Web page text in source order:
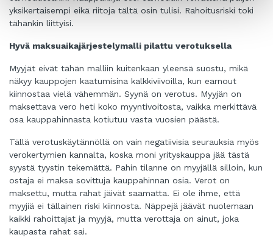
yksikertaisempi eikä riitoja tältä osin tulisi. Rahoitusriski toki
tähänkin liittyisi.
Hyvä maksuaikajärjestelymalli pilattu verotuksella
Myyjät eivät tähän malliin kuitenkaan yleensä suostu, mikä
näkyy kauppojen kaatumisina kalkkiviivoilla, kun earnout
kiinnostaa vielä vähemmän. Syynä on verotus. Myyjän on
maksettava vero heti koko myyntivoitosta, vaikka merkittävä
osa kauppahinnasta kotiutuu vasta vuosien päästä.
Tällä verotuskäytännöllä on vain negatiivisia seurauksia myös
verokertymien kannalta, koska moni yrityskauppa jää tästä
syystä tyystin tekemättä. Pahin tilanne on myyjällä silloin, kun
ostaja ei maksa sovittuja kauppahinnan osia. Verot on
maksettu, mutta rahat jäivät saamatta. Ei ole ihme, että
myyjiä ei tällainen riski kiinnosta. Näppejä jäävät nuolemaan
kaikki rahoittajat ja myyjä, mutta verottaja on ainut, joka
kaupasta rahat sai.